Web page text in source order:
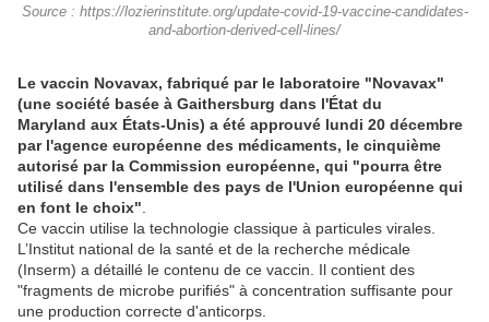
Source : https://lozierinstitute.org/update-covid-19-vaccine-candidates-
and-abortion-derived-cell-lines/
Le vaccin Novavax, fabriqué par le laboratoire "Novavax"
(une société basée à Gaithersburg dans l'État du
Maryland aux États-Unis) a été approuvé lundi 20 décembre
par l'agence européenne des médicaments, le cinquième
autorisé par la Commission européenne, qui "pourra être
utilisé dans l'ensemble des pays de l'Union européenne qui
en font le choix"
Ce vaccin utilise la technologie classique à particules virales.
L’Institut national de la santé et de la recherche médicale
(Inserm) a détaillé le contenu de ce vaccin. Il contient des
"fragments de microbe purifiés" à concentration suffisante pour
une production correcte d'anticorps.